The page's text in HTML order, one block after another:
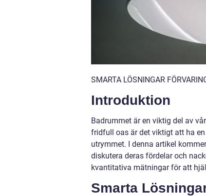
SMARTA LÖSNINGAR
Introduktion
Badrummet är en viktig del av
fridfull oas är det viktigt att ha
utrymmet. I denna artikel
diskutera deras fördelar och
kvantitativa mätningar för att
Smarta